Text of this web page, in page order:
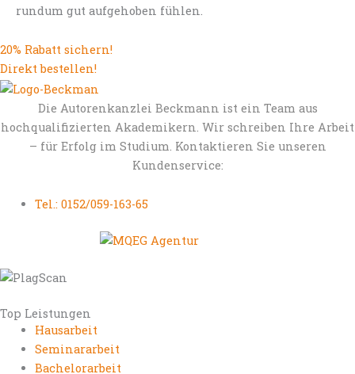
rundum gut aufgehoben fühlen.
20% Rabatt sichern!
Direkt bestellen!
Die Autorenkanzlei Beckmann ist ein Team aus
hochqualifizierten Akademikern. Wir schreiben Ihre Arbeit
– für Erfolg im Studium. Kontaktieren Sie unseren
Kundenservice:
Tel.: 0152/059-163-65
Top Leistungen
Hausarbeit
Seminararbeit
Bachelorarbeit